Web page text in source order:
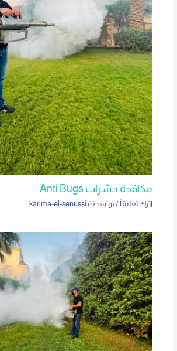
مكافحة حشرات Anti Bugs
اترك تعليقاً/ بواسطة karima-el-senussi